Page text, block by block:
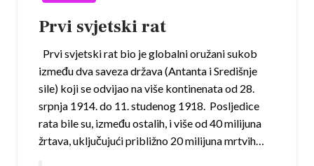
Prvi svjetski rat
Prvi svjetski rat bio je globalni oružani sukob
između dva saveza država (Antanta i Središnje
sile) koji se odvijao na više kontinenata od 28.
srpnja 1914. do 11. studenog 1918. Posljedice
rata bile su, između ostalih, i više od 40 milijuna
žrtava, uključujući približno 20 milijuna mrtvih…